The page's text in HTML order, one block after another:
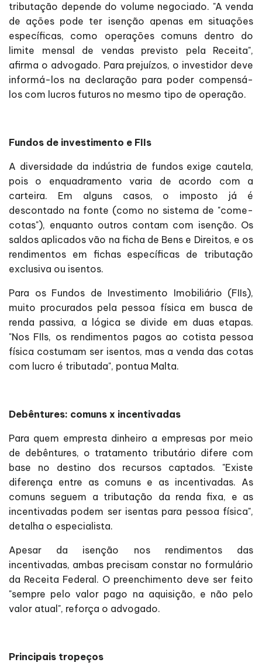
tributação depende do volume negociado. "A venda
de ações pode ter isenção apenas em situações
específicas, como operações comuns dentro do
limite mensal de vendas previsto pela Receita",
afirma o advogado. Para prejuízos, o investidor deve
informá-los na declaração para poder compensá-
los com lucros futuros no mesmo tipo de operação.
Fundos de investimento e FIIs
A diversidade da indústria de fundos exige cautela,
pois o enquadramento varia de acordo com a
carteira. Em alguns casos, o imposto já é
descontado na fonte (como no sistema de "come-
cotas"), enquanto outros contam com isenção. Os
saldos aplicados vão na ficha de Bens e Direitos, e os
rendimentos em fichas específicas de tributação
exclusiva ou isentos.
Para os Fundos de Investimento Imobiliário (FIIs),
muito procurados pela pessoa física em busca de
renda passiva, a lógica se divide em duas etapas.
"Nos FIIs, os rendimentos pagos ao cotista pessoa
física costumam ser isentos, mas a venda das cotas
com lucro é tributada", pontua Malta.
Debêntures: comuns x incentivadas
Para quem empresta dinheiro a empresas por meio
de debêntures, o tratamento tributário difere com
base no destino dos recursos captados. "Existe
diferença entre as comuns e as incentivadas. As
comuns seguem a tributação da renda fixa, e as
incentivadas podem ser isentas para pessoa física",
detalha o especialista.
Apesar da isenção nos rendimentos das
incentivadas, ambas precisam constar no formulário
da Receita Federal. O preenchimento deve ser feito
"sempre pelo valor pago na aquisição, e não pelo
valor atual", reforça o advogado.
Principais tropeços